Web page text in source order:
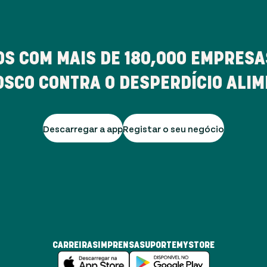
COM MAIS DE 180,000
CONTRA O DESPERDÍCIO
Descarregar a appRegistar o seu negócio
CARREIRAS IMPRENSASUPORTE MYSTORE